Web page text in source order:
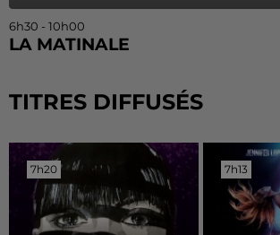
6h30 - 10h00
LA MATINALE
TITRES DIFFUSÉS
7h20
7h20 7h13
7h13